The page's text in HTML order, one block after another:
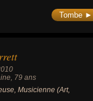
Tombe ►
, 79 ans
Musicienne (Art,